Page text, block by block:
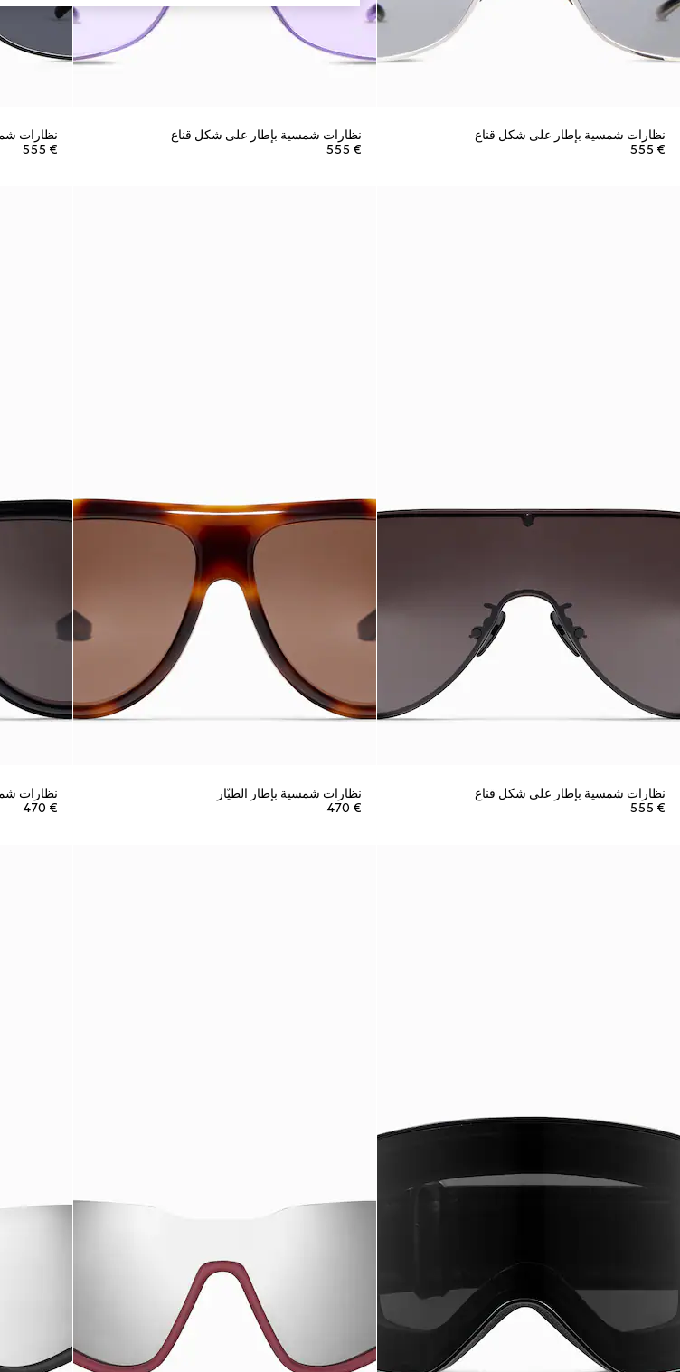
نظارات شمسية بإطار على شكل قناع
€ 555
نظارات شمسية بإطار على شكل قناع
€ 555
نظارات
€ 555
نظارات شمسية بإطار على شكل قناع
€ 555
نظارات شمسية بإطار الطيّار
€ 470
نظارات
€ 470